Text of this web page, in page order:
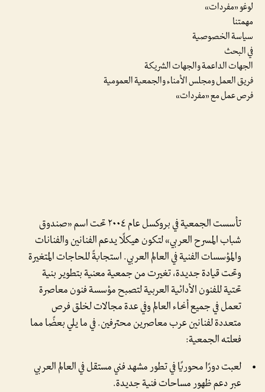
لوغو «مفردات»
مهمتنا
سياسة الخصوصية
في البحث
الجهات الداعمة والجهات الشريكة
فريق العمل ومجلس الأمناء والجمعية العمومية
فرص عمل مع «مفردات»
تأسست الجمعية في بروكسل عام ٢٠٠٤ تحت اسم «صندوق
شباب المسرح العربي» لتكون هيكلًا يدعم الفنانين والفنانات
والمؤسسات الفنية في العالم العربي. استجابةً للحاجات المتغيرة
وتحت قيادة جديدة، تغيرت من جمعية معنية بتطوير بنية
تحتية للفنون الأدائية العربية لتصبح مؤسسة فنون معاصرة
تعمل في جميع أنحاء العالم وفي عدة مجالات لخلق فرص
متعددة لفنانين عرب معاصرين محترفين. في ما يلي بعضًا مما
فعلته الجمعية:
لعبت دورًا محوريًا في تطور مشهد فني مستقل في العالم العربي
عبر دعم ظهور مساحات فنية جديدة.